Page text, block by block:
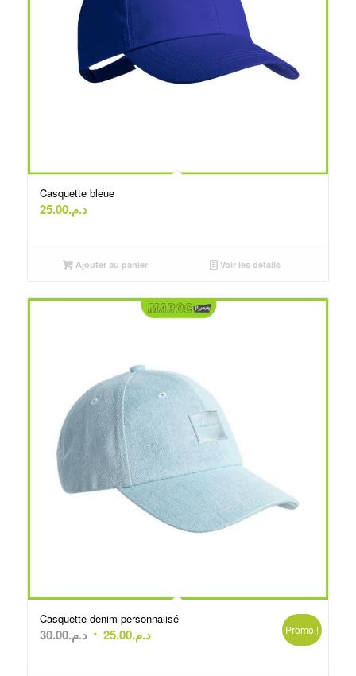
Casquette bleue
د.م.25.00
Ajouter au panier Voir les détails
Casquette denim personnalisé
د.م.30.00
Le
د.م.25.00
Le
Promo !